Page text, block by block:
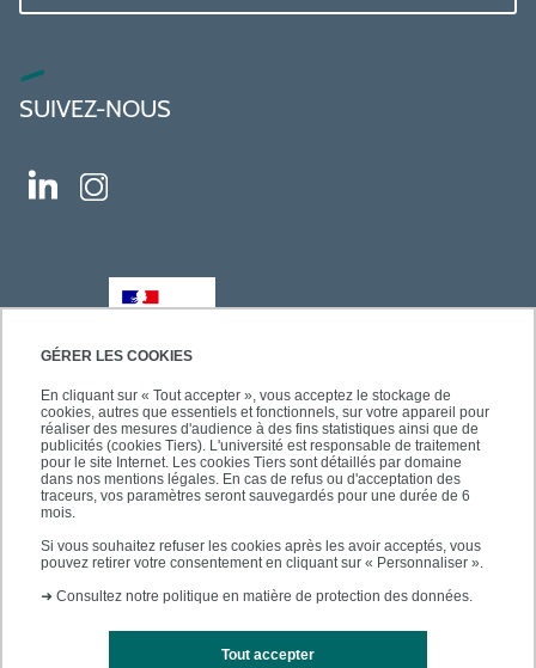
GÉRER LES COOKIES
En cliquant sur « Tout accepter », vous acceptez le stockage de
cookies, autres que essentiels et fonctionnels, sur votre appareil pour
réaliser des mesures d'audience à des fins statistiques ainsi que de
publicités (cookies Tiers). L'université est responsable de traitement
pour le site Internet. Les cookies Tiers sont détaillés par domaine
dans nos mentions légales. En cas de refus ou d'acceptation des
traceurs, vos paramètres seront sauvegardés pour une durée de 6
mois.
Si vous souhaitez refuser les cookies après les avoir acceptés, vous
pouvez retirer votre consentement en cliquant sur « Personnaliser ».
➜ Consultez notre politique en matière de protection des données.
Tout accepter
SUIVEZ-NOUS